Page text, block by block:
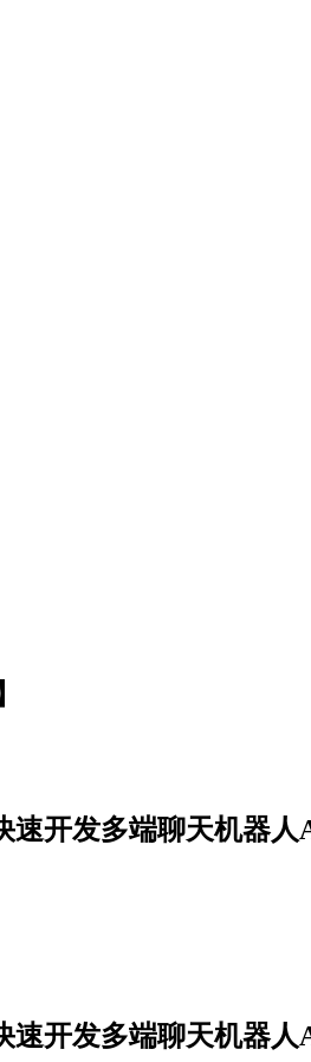
速开发多端聊天机器人
速开发多端聊天机器人